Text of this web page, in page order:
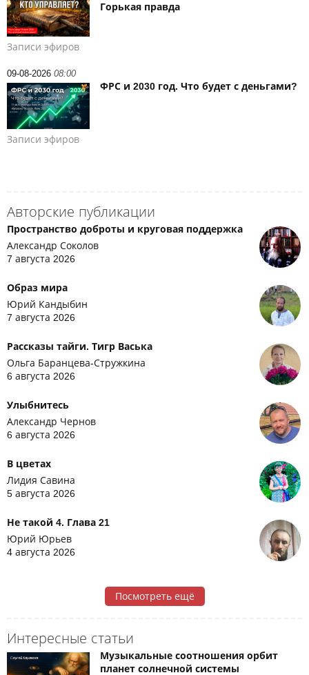
Горькая правда
Записи эфиров
09-08-2026 08:00
ФРС и 2030 год. Что будет с деньгами?
Записи эфиров
Авторские публикации
Пространство доброты и круговая поддержка
Александр Соколов
7 августа 2026
Образ мира
Юрий Кандыбин
7 августа 2026
Рассказы тайги. Тигр Васька
Ольга Баранцева-Стружкина
6 августа 2026
Улыбнитесь
Александр Чернов
6 августа 2026
В цветах
Лидия Савина
5 августа 2026
Не такой 4. Глава 21
Юрий Юрьев
4 августа 2026
Посмотреть ещё
Интересные статьи
Музыкальные соотношения орбит
планет солнечной системы